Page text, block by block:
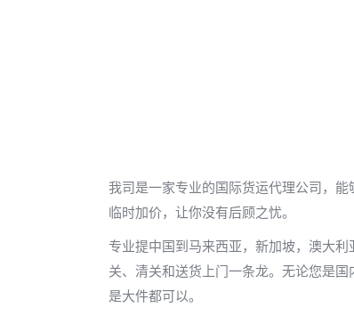
我司是一家专业的国际货运代理公司，
临时加价，让你没有后顾之忧。
专业提中国到马来西亚，新加坡，澳大
关、清关和送货上门一条龙。无论您是
是大件都可以。